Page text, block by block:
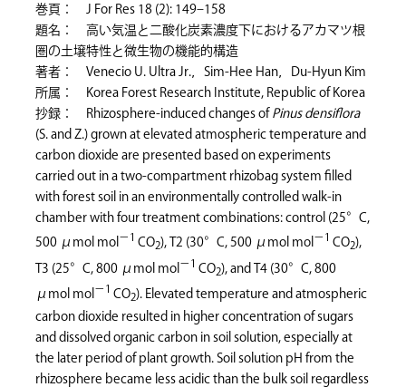
巻頁： J For Res 18 (2): 149–158
題名： 高い気温と二酸化炭素濃度下におけるアカマツ根
圏の土壌特性と微生物の機能的構造
著者： Venecio U. Ultra Jr.，Sim-Hee Han，Du-Hyun Kim
所属： Korea Forest Research Institute, Republic of Korea
抄録： Rhizosphere-induced changes ofPinus densiflora
(S. and Z.) grown at elevated atmospheric temperature and
carbon dioxide are presented based on experiments
carried out in a two-compartment rhizobag system filled
with forest soil in an environmentally controlled walk-in
chamber with four treatment combinations: control (25°C,
500 μmol mol−1 CO2), T2 (30°C, 500 μmol mol−1 CO2),
T3 (25°C, 800 μmol mol−1 CO2), and T4 (30°C, 800
μmol mol−1 CO2). Elevated temperature and atmospheric
carbon dioxide resulted in higher concentration of sugars
and dissolved organic carbon in soil solution, especially at
the later period of plant growth. Soil solution pH from the
rhizosphere became less acidic than the bulk soil regardless